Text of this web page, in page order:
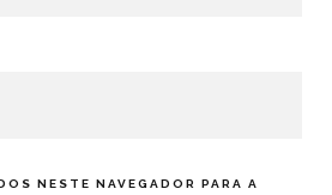
NESTE NAVEGADOR PARA A